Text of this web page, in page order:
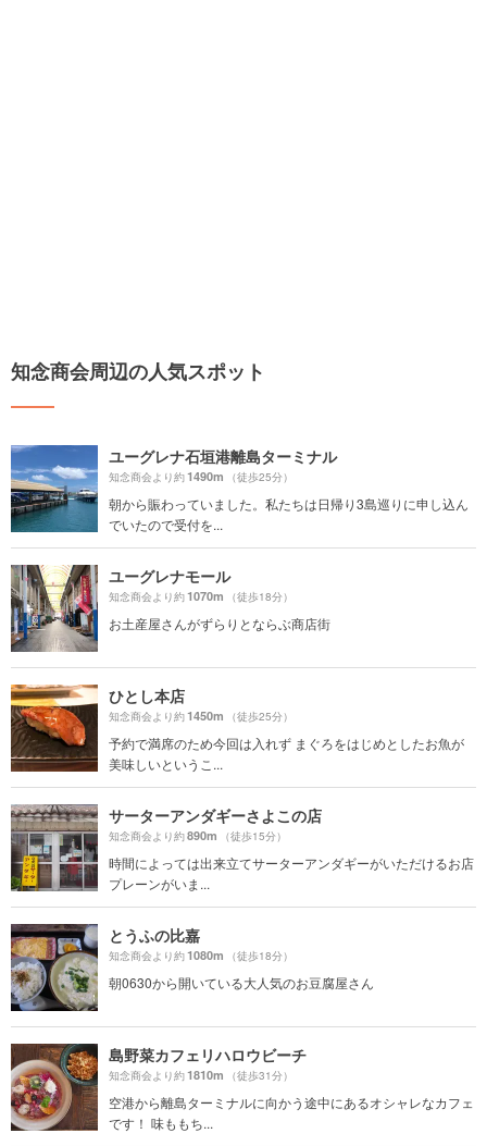
知念商会周辺の人気スポット
ユーグレナ石垣港離島ターミナル
知念商会より約1490m （徒歩25分）
朝から賑わっていました。私たちは日帰り3島巡りに申し込ん
でいたので受付を...
ユーグレナモール
知念商会より約1070m （徒歩18分）
お土産屋さんがずらりとならぶ商店街
ひとし本店
知念商会より約1450m （徒歩25分）
予約で満席のため今回は入れず まぐろをはじめとしたお魚が
美味しいというこ...
サーターアンダギーさよこの店
知念商会より約890m （徒歩15分）
時間によっては出来立てサーターアンダギーがいただけるお店
プレーンがいま...
とうふの比嘉
知念商会より約1080m （徒歩18分）
朝0630から開いている大人気のお豆腐屋さん
島野菜カフェリハロウビーチ
知念商会より約1810m （徒歩31分）
空港から離島ターミナルに向かう途中にあるオシャレなカフェ
です！ 味ももち...